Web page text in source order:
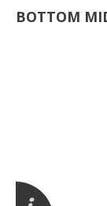
BOTTOM